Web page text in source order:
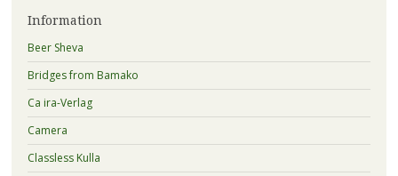
Information
Beer Sheva
Bridges from Bamako
Ca ira-Verlag
Camera
Classless Kulla